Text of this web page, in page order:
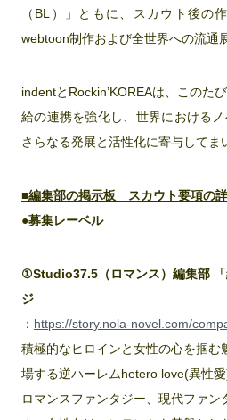
（BL）」ともに、スカウト後の
webtoon制作および全世界への流通
indentとRockin’KOREAは、このた
給の連携を強化し、世界における
さらなる発展と活性化に寄与してま
■編集部の掲示板 スカウト要項の
●募集レーベル
①Studio37.5（ロマンス）編集部
ジ
： https://story.nola-novel.com/
積極的なヒロインと女性の心を掴む
場する逆ハーレムhetero love(異性
ロマンスファンタジー、現代ファン